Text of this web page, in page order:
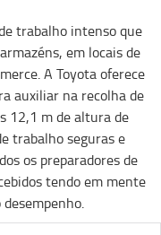
trabalho intenso que
em locais de
A Toyota oferece
auxiliar na recolha de
12,1 m de altura de
trabalho seguras e
os preparadores de
tendo em mente